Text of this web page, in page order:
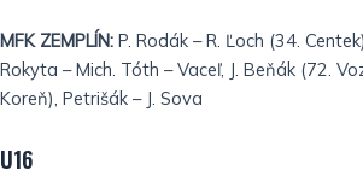
MFK ZEMPLÍN: P. Rodák – R. Ľoch (34.
Rokyta – Mich. Tóth – Vaceľ, J. Beňák (72.
Koreň), Petrišák – J. Sova
U16